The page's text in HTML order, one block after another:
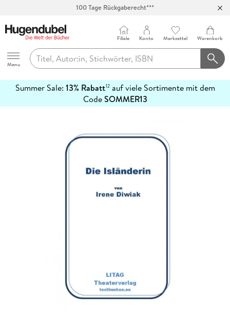
100 Tage Rückgaberecht***
Hugendubel
Menu
Filiale Konto Merkzettel Warenkorb
Summer Sale: 13% Rabatt12auf viele Sortimente mit dem
CodeSOMMER13
erfahren